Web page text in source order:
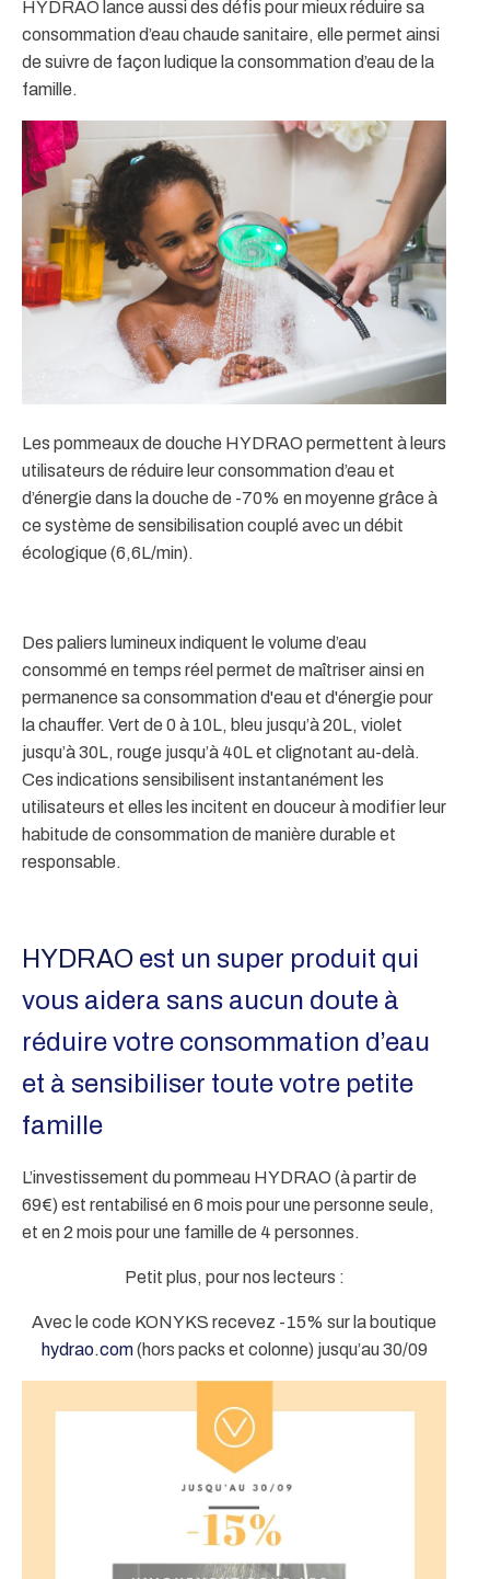
HYDRAO lance aussi des défis pour mieux réduire sa
consommation d’eau chaude sanitaire, elle permet ainsi
de suivre de façon ludique la consommation d’eau de la
famille.
Les pommeaux de douche HYDRAO permettent à leurs
utilisateurs de réduire leur consommation d’eau et
d’énergie dans la douche de -70% en moyenne grâce à
ce système de sensibilisation couplé avec un débit
écologique (6,6L/min).
Des paliers lumineux indiquent le volume d’eau
consommé en temps réel permet de maîtriser ainsi en
permanence sa consommation d'eau et d'énergie pour
la chauffer. Vert de 0 à 10L, bleu jusqu’à 20L, violet
jusqu’à 30L, rouge jusqu’à 40L et clignotant au-delà.
Ces indications sensibilisent instantanément les
utilisateurs et elles les incitent en douceur à modifier leur
habitude de consommation de manière durable et
responsable.
HYDRAO est un super produit qui
vous aidera sans aucun doute à
réduire votre consommation d’eau
et à sensibiliser toute votre petite
famille
L’investissement du pommeau HYDRAO (à partir de
69€) est rentabilisé en 6 mois pour une personne seule,
et en 2 mois pour une famille de 4 personnes.
Petit plus, pour nos lecteurs :
Avec le code KONYKS recevez -15% sur la boutique
hydrao.com(hors packs et colonne) jusqu’au 30/09